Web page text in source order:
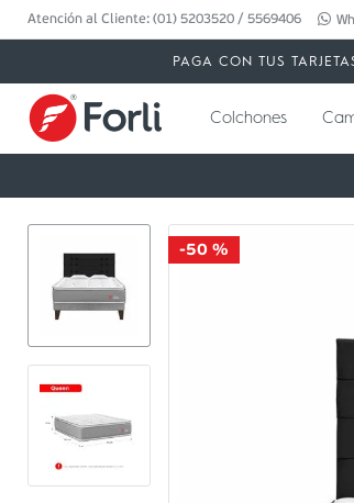
Atención al Cliente: (01) 5203520 / 5569406
PAGA CON TUS
Colchones
-50 %